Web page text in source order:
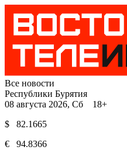
Все новости
Республики Бурятия
08 августа 2026, Сб 18+
$ 82.1665
€ 94.8366